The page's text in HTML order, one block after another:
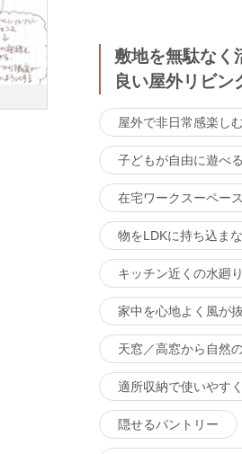
敷地を無駄なく
良い屋外リビ
屋外で非日常感楽しむ
子どもが自由に遊べ
在宅ワークスーペース
物をLDKに持ち込ま
キッチン近くの水廻
家中を心地よく風が
天窓／高窓から自然
適所収納で使いやす
隠せるパントリー